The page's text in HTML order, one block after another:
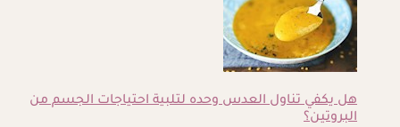
هل يكفي تناول العدس وحده لتلبية احتياجات الجسم من
البروتين؟